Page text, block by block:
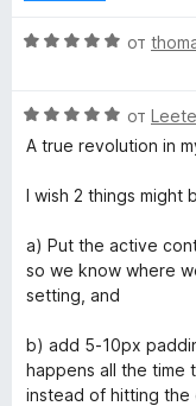
a
r
»
а
з
5
О
н
е
о
а
5
и
5
от
О
ц
н
н
о
н
5
и
з
от
A true revolution in
I wish 2 things might
a) Put the active
so we know where
setting, and
b) add 5-10px
happens all the time
instead of hitting the